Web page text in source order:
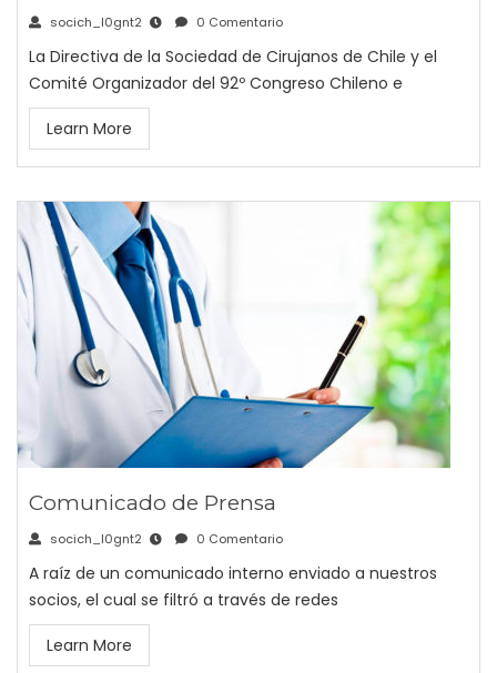
socich_l0gnt2 0 Comentario
La Directiva de la Sociedad de Cirujanos de Chile y el
Comité Organizador del 92º Congreso Chileno e
Learn More
Comunicado de Prensa
socich_l0gnt2 0 Comentario
A raíz de un comunicado interno enviado a nuestros
socios, el cual se filtró a través de redes
Learn More